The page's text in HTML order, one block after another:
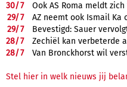
30/7
Ook AS Roma meldt zich
29/7
AZ neemt ook Ismail Ka
29/7
Bevestigd: Sauer
28/7
Zechiël kan verbeterde
28/7 Van Bronckhorst wil
Stel hier in welk nieuws jij